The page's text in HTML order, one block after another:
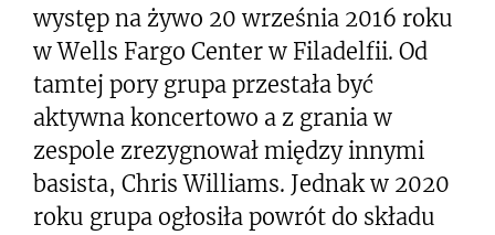
występ na żywo 20 września 2016 roku
w Wells Fargo Center w Filadelfii. Od
tamtej pory grupa przestała być
aktywna koncertowo a z grania w
zespole zrezygnował między innymi
basista, Chris Williams. Jednak w 2020
roku grupa ogłosiła powrót do składu